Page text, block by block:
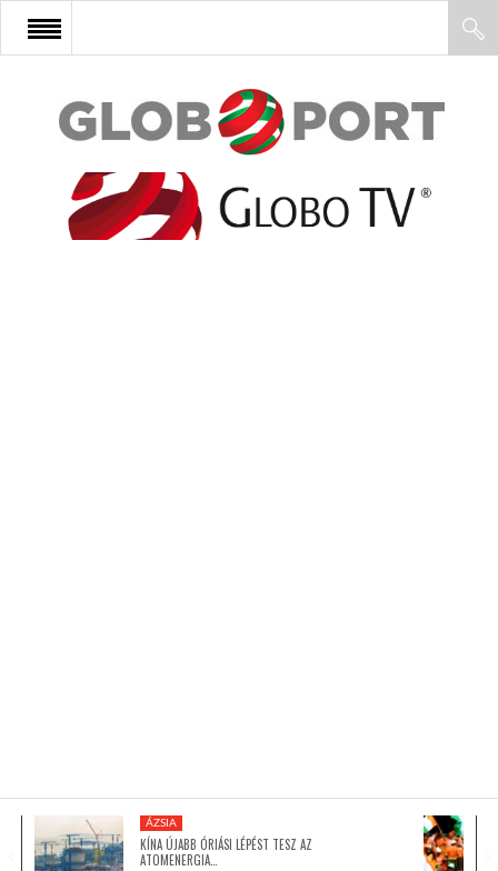
FŐOLDAL
AFRIKA
ÁZSIA
KÍNA ÚJABB ÓRIÁSI LÉPÉST TESZ AZ
ATOMENERGIA…